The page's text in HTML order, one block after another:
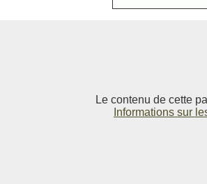
Le contenu de cette
Informations sur